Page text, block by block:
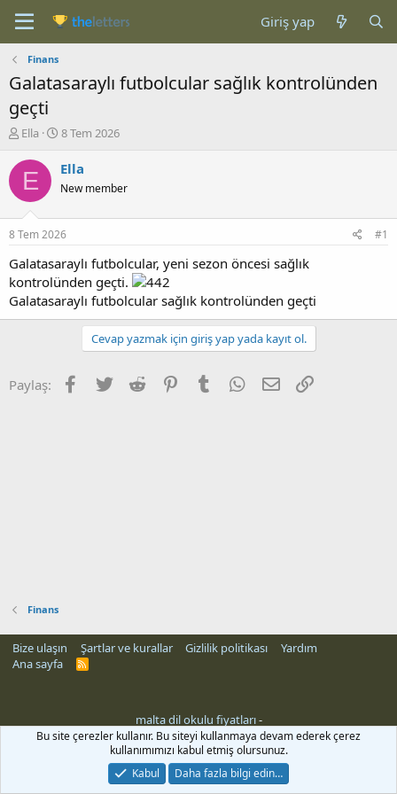
Giriş yap
Finans
Galatasaraylı futbolcular sağlık kontrolünden
geçti
K
n
b
u
u
b
a
l
a
t
Ella
B
ş
a
g
ı
ç
a
r
i
8 Tem 2026
E Ella
New member
8 Tem 2026 #1
Galatasaraylı futbolcular, yeni sezon öncesi sağlık
kontrolünden geçti.
Galatasaraylı futbolcular sağlık kontrolünden geçti
Cevap yazmak için giriş yap yada kayıt ol.
Paylaş: Facebook
Twitter Reddit PinterestTumblr WhatsApp
E-posta
Finans
Bize ulaşın Şartlar ve kurallar Gizlilik politikası
Yardım
Ana sayfa
R
malta dil okulu fiyatları-
Bu site çerezler kullanır. Bu siteyi kullanmaya devam ederek çerez
kullanımımızı kabul etmiş olursunuz.
Kabul
Daha fazla bilgi edin…